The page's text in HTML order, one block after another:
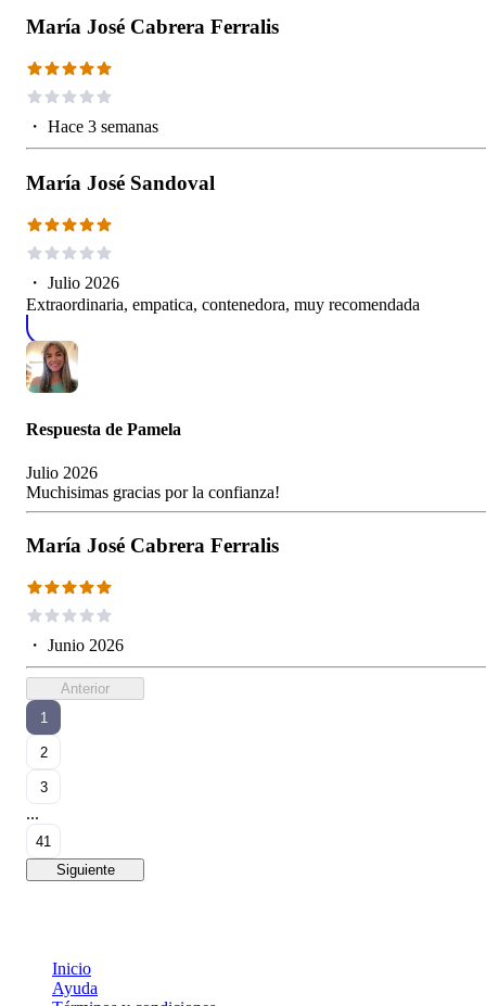
María José Cabrera Ferralis
・ Hace 3 semanas
María José Sandoval
・ Julio 2026
Extraordinaria, empatica, contenedora, muy recomendada
Respuesta de Pamela
Julio 2026
Muchisimas gracias por la confianza!
María José Cabrera Ferralis
・ Junio 2026
Anterior
1
2
3
...
41
Siguiente
Inicio
Ayuda